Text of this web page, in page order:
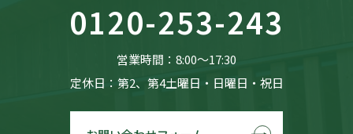
0120-253-243
営業時間：8:00〜17:30
定休日：第2、第4土曜日・日曜日・祝日